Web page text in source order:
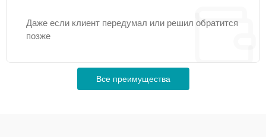
Даже если клиент передумал или решил обратится
позже
Все преимущества